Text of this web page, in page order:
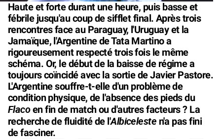
Haute et forte durant une heure, puis basse et
fébrile jusqu'au coup de sifflet final. Après trois
rencontres face au Paraguay, l'Uruguay et la
Jamaïque, l'Argentine de Tata Martino a
rigoureusement respecté trois fois le même
schéma. Or, le début de la baisse de régime a
toujours coïncidé avec la sortie de Javier Pastore.
L'Argentine souffre-t-elle d'un problème de
condition physique, de l'absence des pieds du
Flacoen fin de match ou d'autres facteurs ? La
recherche de fluidité de l'Albiceleste n'a pas fini
de fasciner.